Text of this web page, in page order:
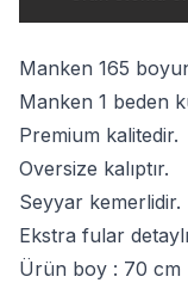
Manken 165
Manken 1 beden
Premium kalitedir.
Oversize kalıptır.
Seyyar kemerlidir.
Ekstra fular
Ürün boy : 70 cm